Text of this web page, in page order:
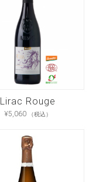
Lirac Rouge
¥5,060 （税込）